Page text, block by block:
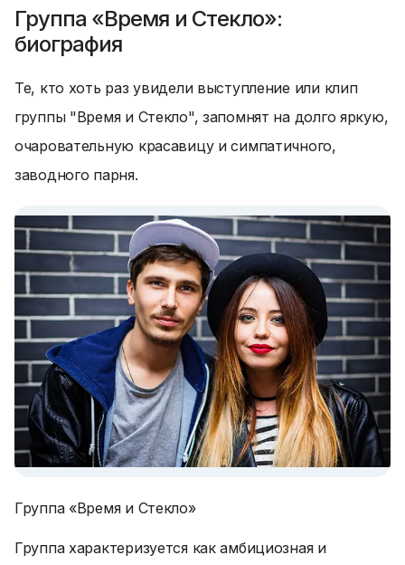
Группа «Время и Стекло»:
биография
Те, кто хоть раз увидели выступление или клип
группы "Время и Стекло", запомнят на долго яркую,
очаровательную красавицу и симпатичного,
заводного парня.
Группа «Время и Стекло»
Группа характеризуется как амбициозная и